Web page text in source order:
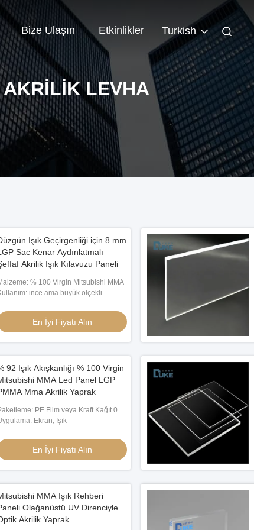
Bize Ulaşın Etkinlikler Turkish
AKRILIK LEVHA
Işık Geçirgenliği için 8 mm
Sac Kenar Aydınlatmalı
Akrilik Işık Kılavuzu Paneli
% 100 Virgin Mitsubishi MMA
ince ama büyük ölçekli
En İyi Fiyatı Alın
92 Işık Akışkanlığı % 100 Virgin
MMA Led Panel LGP
Mma Akrilik Yaprak
PE Film veya Kraft Kağıt 0n
İki TarafEkran, Işık
En İyi Fiyatı Alın
MMA Işık Rehberi
Olağanüstü UV Direnciyle
Akrilik Yaprak